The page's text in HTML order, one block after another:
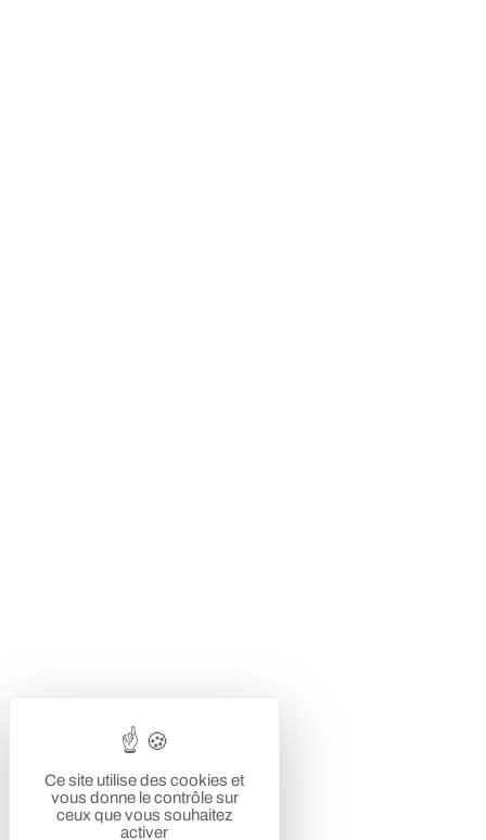
Ce site utilise des cookies et
vous donne le contrôle sur
ceux que vous souhaitez
activer